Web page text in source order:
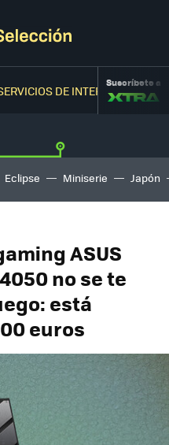
DE INTERNETSuscríbete a
Eclipse Miniserie Japón
ASUS
no se te
está
euros